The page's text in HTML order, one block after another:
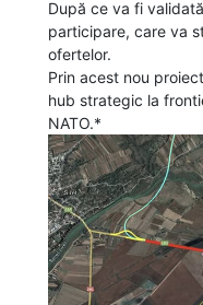
După ce va fi
participare, care va
ofertelor.
Prin acest nou
hub strategic la
NATO.*